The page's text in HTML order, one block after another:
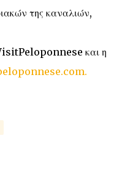
της καναλιών,
και η